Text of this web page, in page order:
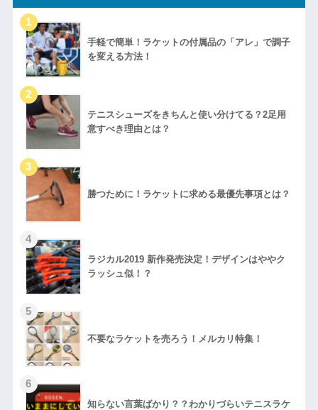
手軽で簡単！ラケットの付属品の「アレ」で調子
を変える方法！
テニスシューズをきちんと使い分けてる？2足用
意すべき理由とは？
勝つために！ラケットに求める最優先事項とは？
ラジカル2019 新作発売決定！デザインはややク
ラッシュ似！？
不要なラケットを売ろう！メルカリ特集！
知らない言葉ばかり？？わかりづらいテニスラケ